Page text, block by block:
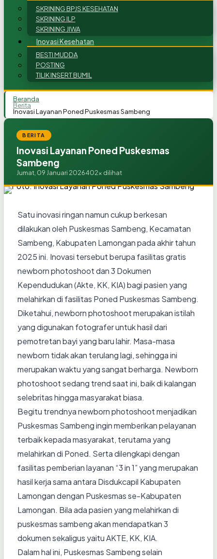
SKRINING BPJS KESEHATAN
SKRINING ILP
SKRINING JIWA
Inovasi Kesehatan
BESTI MUDDA
POSTING
TILIK INSERT BUMIL
Beranda
Berita
Inovasi Layanan Poned Puskesmas Sambeng
BERITA
Inovasi Layanan Poned Puskesmas
Sambeng
Jumat, 09 Januari 2026402x dilihat
Satu inovasi ringan namun cukup berkesan
dilakukan oleh Puskesmas Sambeng, Kecamatan
Sambeng, Kabupaten Lamongan pada akhir tahun
2025 ini. Inovasi tersebut berupa fasilitas gratis
newborn photoshoot dan 3 Dokumen
Kependudukan (Akte, KK, KIA) bagi pasien yang
melahirkan di fasilitas Poned Puskesmas Sambeng.
Diketahui, newborn photoshoot merupakan istilah
yang digunakan fotografer untuk hasil dari
pemotretan bayi yang baru lahir. Masa-masa
newborn tidak akan terulang lagi, sehingga ini
merupakan waktu yang sangat berharga. Newborn
photoshoot sedang trend saat ini, baik di kalangan
selebritas hingga masyarakat biasa.
Begitu trendnya newborn photoshoot menjadikan
Puskesmas Sambeng ingin memberikan pelayanan
terbaik kepada masyarakat, terutama yang
melahirkan di Poned. Serta dilengkapi dengan
fasilitas pemberian layanan “3 in 1” yang merupakan
hasil kerja sama antara Disdukcapil Kabupaten
Lamongan dengan Puskesmas se-Kabupaten
Lamongan. Bila ada pasien yang melahirkan di
puskesmas sambeng akan mendapatkan 3
dokumen sekaligus yaitu AKTE, KK, KIA.
Dalam hal ini, Puskesmas Sambeng selain